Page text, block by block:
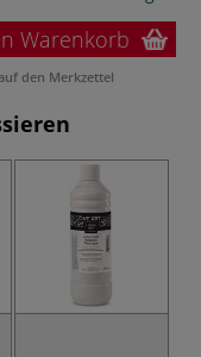
Warenkorb
den Merkzettel